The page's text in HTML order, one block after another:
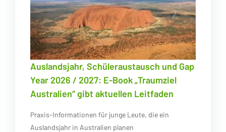
Auslandsjahr, Schüleraustausch und Gap
Year 2026 / 2027: E-Book „Traumziel
Australien“ gibt aktuellen Leitfaden
Praxis-Informationen für junge Leute, die ein
Auslandsjahr in Australien planen